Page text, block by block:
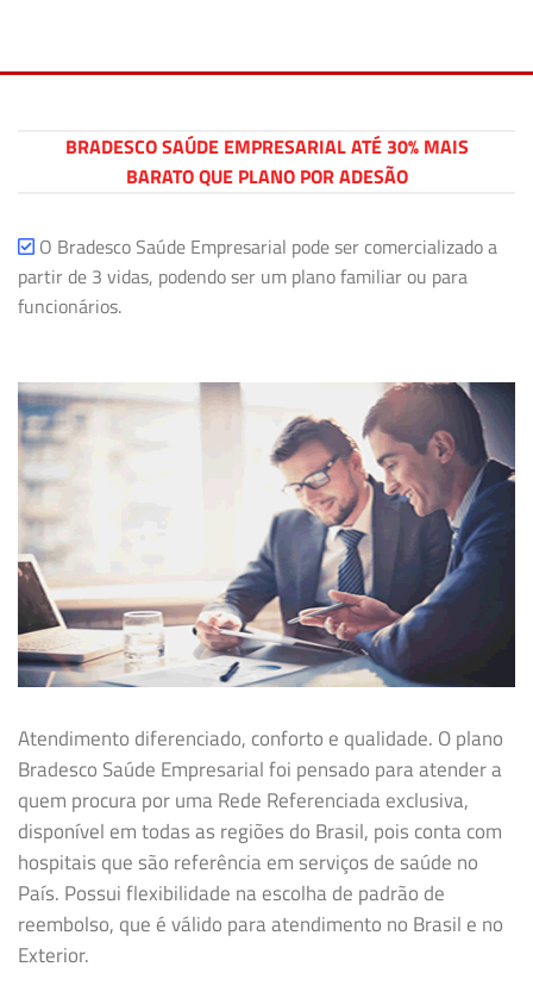
BRADESCO SAÚDE EMPRESARIAL ATÉ 30% MAIS
BARATO QUE PLANO POR ADESÃO
O Bradesco Saúde Empresarial pode ser comercializado a
partir de 3 vidas, podendo ser um plano familiar ou para
funcionários.
Atendimento diferenciado, conforto e qualidade. O plano
Bradesco Saúde Empresarial foi pensado para atender a
quem procura por uma Rede Referenciada exclusiva,
disponível em todas as regiões do Brasil, pois conta com
hospitais que são referência em serviços de saúde no
País. Possui flexibilidade na escolha de padrão de
reembolso, que é válido para atendimento no Brasil e no
Exterior.